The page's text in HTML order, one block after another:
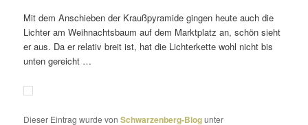
Mit dem Anschieben der Kraußpyramide gingen heute auch die
Lichter am Weihnachtsbaum auf dem Marktplatz an, schön sieht
er aus. Da er relativ breit ist, hat die Lichterkette wohl nicht bis
unten gereicht …
Dieser Eintrag wurde vonSchwarzenberg-Blogunter